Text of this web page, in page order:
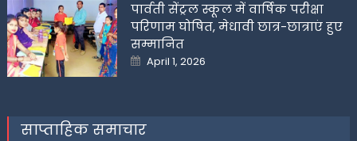
पार्वती सेंट्रल स्कूल में वार्षिक परीक्षा
परिणाम घोषित, मेधावी छात्र-छात्राएं हुए
सम्मानित
Posted
on
April 1, 2026
साप्ताहिक समाचार